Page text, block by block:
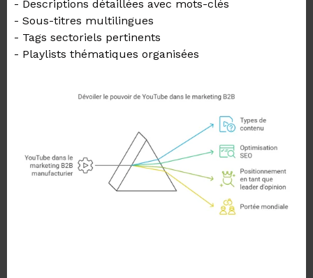
- Descriptions détaillées avec mots-clés
- Sous-titres multilingues
- Tags sectoriels pertinents
- Playlists thématiques organisées